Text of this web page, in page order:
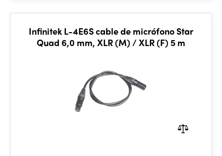
Infinitek L-4E6S cable de micrófono Star
Quad 6,0 mm, XLR (M) / XLR (F) 5 m